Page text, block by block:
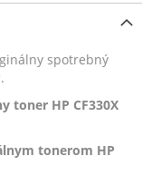
spotrebný
.
toner HP CF330X
tonerom HP